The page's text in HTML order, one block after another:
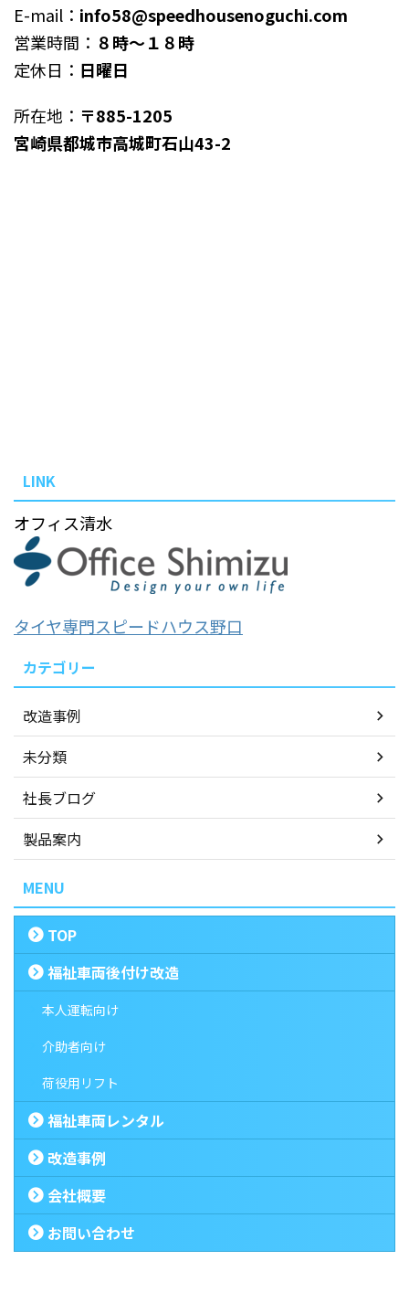
E-mail： info58@speedhousenoguchi.com
営業時間： ８時～１８時
定休日： 日曜日
所在地： 〒885-1205
宮崎県都城市高城町石山43-2
LINK
オフィス清水
タイヤ専門スピードハウス野口
カテゴリー
改造事例
未分類
社長ブログ
製品案内
MENU
TOP
福祉車両後付け改造
本人運転向け
介助者向け
荷役用リフト
福祉車両レンタル
改造事例
会社概要
お問い合わせ